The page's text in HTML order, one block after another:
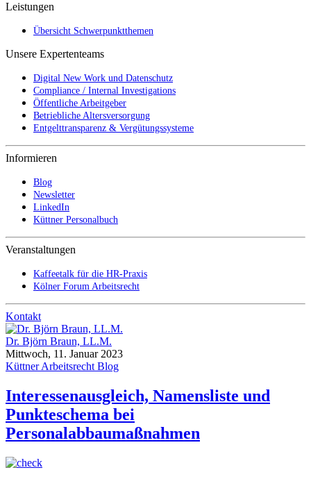
Leistungen
Übersicht Schwerpunktthemen
Unsere Expertenteams
Digital New Work und Datenschutz
Compliance / Internal Investigations
Öffentliche Arbeitgeber
Betriebliche Altersversorgung
Entgelttransparenz & Vergütungssysteme
Informieren
Blog
Newsletter
LinkedIn
Küttner Personalbuch
Veranstaltungen
Kaffeetalk für die HR-Praxis
Kölner Forum Arbeitsrecht
Kontakt
Dr. Björn Braun, LL.M.
Mittwoch, 11. Januar 2023
Küttner Arbeitsrecht Blog
Interessenausgleich, Namensliste und
Punkteschema bei
Personalabbaumaßnahmen